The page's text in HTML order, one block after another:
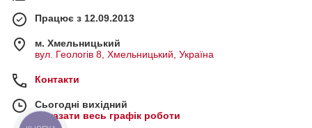
Працює з 12.09.2013
м. Хмельницький
вул. Геологів 8, Хмельницький, Україна
Контакти
Сьогодні вихідний
Показати весь графік роботи